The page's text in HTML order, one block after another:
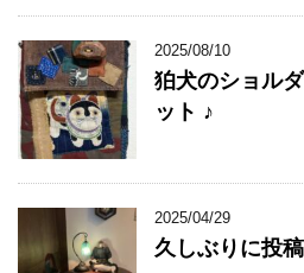
2025/08/10
狛犬のショル
ット ♪
2025/04/29
久しぶりに投